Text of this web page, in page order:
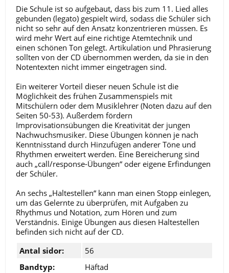
Die Schule ist so aufgebaut, dass bis zum 11. Lied alles
gebunden (legato) gespielt wird, sodass die Schüler sich
nicht so sehr auf den Ansatz konzentrieren müssen. Es
wird mehr Wert auf eine richtige Atemtechnik und
einen schönen Ton gelegt. Artikulation und Phrasierung
sollten von der CD übernommen werden, da sie in den
Notentexten nicht immer eingetragen sind.
Ein weiterer Vorteil dieser neuen Schule ist die
Möglichkeit des frühen Zusammenspiels mit
Mitschülern oder dem Musiklehrer (Noten dazu auf den
Seiten 50-53). Außerdem fördern
Improvisationsübungen die Kreativität der jungen
Nachwuchsmusiker. Diese Übungen können je nach
Kenntnisstand durch Hinzufügen anderer Töne und
Rhythmen erweitert werden. Eine Bereicherung sind
auch „call/response-Übungen“ oder eigene Erfindungen
der Schüler.
An sechs „Haltestellen“ kann man einen Stopp einlegen,
um das Gelernte zu überprüfen, mit Aufgaben zu
Rhythmus und Notation, zum Hören und zum
Verständnis. Einige Übungen aus diesen Haltestellen
befinden sich nicht auf der CD.
Antal sidor:
56
Bandtyp:
Häftad